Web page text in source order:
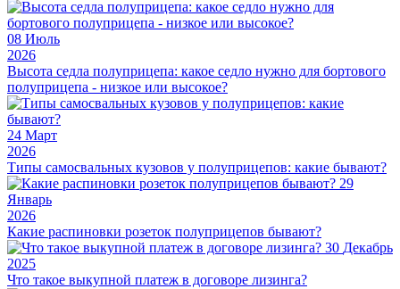
08 Июль
2026
Высота седла полуприцепа: какое седло нужно для бортового
полуприцепа - низкое или высокое?
24 Март
2026
Типы самосвальных кузовов у полуприцепов: какие бывают?
29
Январь
2026
Какие распиновки розеток полуприцепов бывают?
30 Декабрь
2025
Что такое выкупной платеж в договоре лизинга?